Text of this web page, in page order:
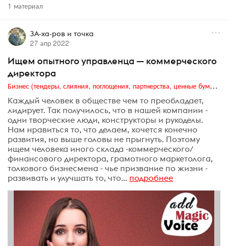
1 материал
ЗА-ха-ров и точка
27 апр 2022
Ищем опытного управленца — коммерческого
директора
Бизнес (тендеры, слияния, поглощения, партнерства, ценные бумаги, акционеры, финансы и отчетность)
Каждый человек в обществе чем то преобладает,
лидирует. Так получилось, что в нашей компании -
одни творческие люди, конструкторы и рукоделы.
Нам нравиться то, что делаем, хочется конечно
развития, но выше головы не прыгнуть. Поэтому
ищем человека иного склада -коммерческого/
финансового директора, грамотного маркетолога,
толкового бизнесмена - чье призвание по жизни -
развивать и улучшать то, что... подробнее